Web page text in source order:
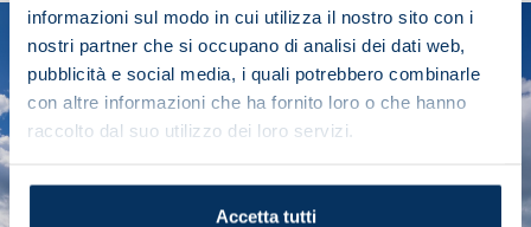
informazioni sul modo in cui utilizza il nostro sito con i
nostri partner che si occupano di analisi dei dati web,
pubblicità e social media, i quali potrebbero combinarle
con altre informazioni che ha fornito loro o che hanno
raccolto dal suo utilizzo dei loro servizi.
Accetta tutti
SEASON
2025/26